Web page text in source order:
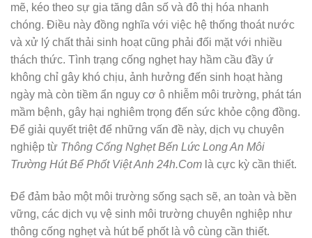
mẽ, kéo theo sự gia tăng dân số và đô thị hóa nhanh
chóng. Điều này đồng nghĩa với việc hệ thống thoát nước
và xử lý chất thải sinh hoạt cũng phải đối mặt với nhiều
thách thức. Tình trạng cống nghẹt hay hầm cầu đầy ứ
không chỉ gây khó chịu, ảnh hưởng đến sinh hoạt hàng
ngày mà còn tiềm ẩn nguy cơ ô nhiễm môi trường, phát tán
mầm bệnh, gây hại nghiêm trọng đến sức khỏe cộng đồng.
Để giải quyết triệt để những vấn đề này, dịch vụ chuyên
nghiệp từ Thông Cống Nghẹt Bến Lức Long An Môi
Trường Hút Bể Phốt Việt Anh 24h.Com là cực kỳ cần thiết.
Để đảm bảo một môi trường sống sạch sẽ, an toàn và bền
vững, các dịch vụ vệ sinh môi trường chuyên nghiệp như
thông cống nghẹt và hút bể phốt là vô cùng cần thiết.